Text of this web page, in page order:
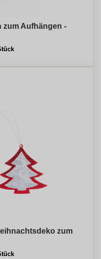
zum Aufhängen -
zum